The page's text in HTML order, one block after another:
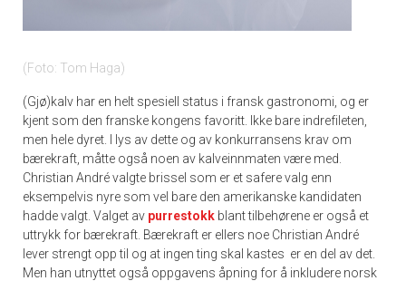
Foto: Tom Haga
(Gjø)kalv har en helt spesiell status i fransk gastronomi, og er
kjent som den franske kongens favoritt. Ikke bare indrefileten,
men hele dyret. I lys av dette og av konkurransens krav om
bærekraft, måtte også noen av kalveinnmaten være med.
Christian André valgte brissel som er et safere valg enn
eksempelvis nyre som vel bare den amerikanske kandidaten
hadde valgt. Valget av purrestokk blant tilbehørene er også et
uttrykk for bærekraft. Bærekraft er ellers noe Christian André
lever strengt opp til og at ingen ting skal kastes er en del av det.
Men han utnyttet også oppgavens åpning for å inkludere norsk